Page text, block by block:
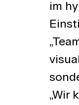
im
„Wir